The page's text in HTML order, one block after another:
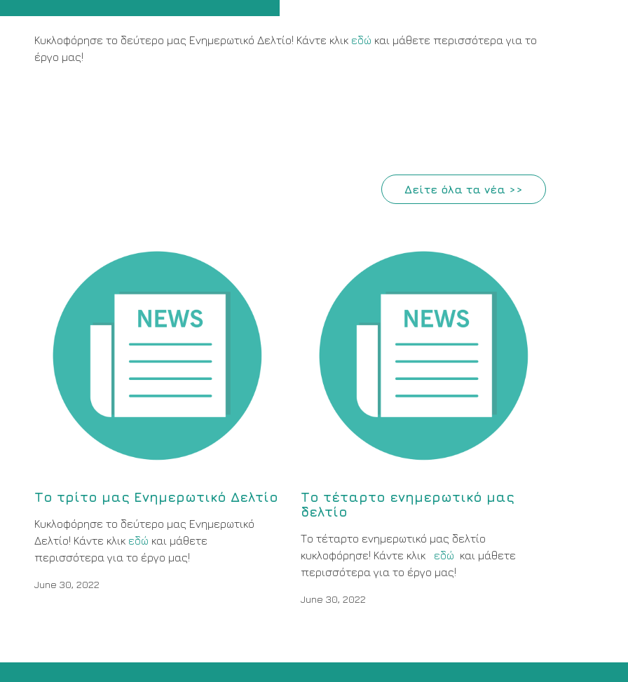
Κυκλοφόρησε το δεύτερο μας Ενημερωτικό Δελτίο! Κάντε κλικ εδώ και μάθετε περισσότερα για το
έργο μας!
Το τρίτο μας Ενημερωτικό Δελτίο
Κυκλοφόρησε το δεύτερο μας Ενημερωτικό
Δελτίο! Κάντε κλικ εδώ και μάθετε
περισσότερα για το έργο μας!
June 30, 2022
Το τέταρτο ενημερωτικό μας
δελτίο
Το τέταρτο ενημερωτικό μας δελτίο
κυκλοφόρησε! Κάντε κλικ εδώ και μάθετε
περισσότερα για το έργο μας!
June 30, 2022
Δείτε όλα τα νέα >>